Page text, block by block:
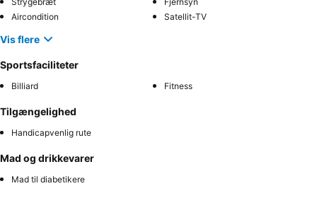
Aircondition
Satellit-TV
Vis flere
Sportsfaciliteter
Billiard Fitness
Tilgængelighed
Handicapvenlig rute
Mad og drikkevarer
Mad til diabetikere